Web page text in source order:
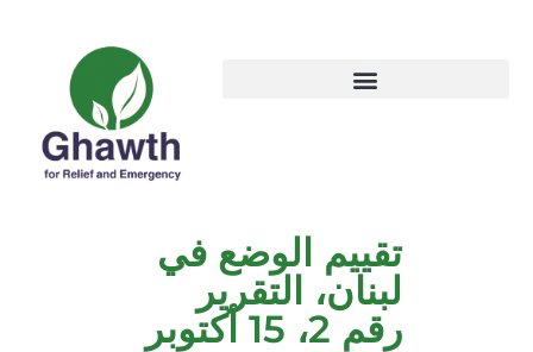
تقييم الوضع في
لبنان، التقرير
رقم 2، 15 أكتوبر